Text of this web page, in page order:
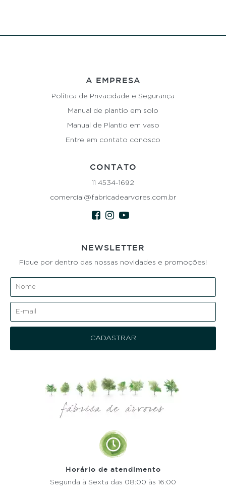
A EMPRESA
Política de Privacidade e Segurança
Manual de plantio em solo
Manual de Plantio em vaso
Entre em contato conosco
CONTATO
11 4534-1692
comercial@fabricadearvores.com.br
NEWSLETTER
Fique por dentro das nossas novidades e promoções!
Horário de atendimento
Segunda à Sexta das 08:00 às 16:00